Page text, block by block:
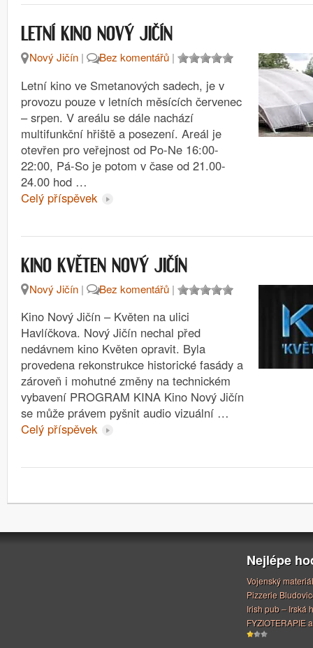
LETNÍ KINO NOVÝ JIČÍN
Nový Jičín | Bez komentářů |
Letní kino ve Smetanových sadech, je v
provozu pouze v letních měsících červenec
– srpen. V areálu se dále nachází
multifunkční hřiště a posezení. Areál je
otevřen pro veřejnost od Po-Ne 16:00-
22:00, Pá-So je potom v čase od 21.00-
24.00 hod …
Celý příspěvek
KINO KVĚTEN NOVÝ JIČÍN
Nový Jičín | Bez komentářů |
Kino Nový Jičín – Květen na ulici
Havlíčkova. Nový Jičín nechal před
nedávnem kino Květen opravit. Byla
provedena rekonstrukce historické fasády a
zároveň i mohutné změny na technickém
vybavení PROGRAM KINA Kino Nový Jičín
se může právem pyšnit audio vizuální …
Celý příspěvek
Nejlépe
Vojenský
Pizzerie
Irish pub – Irská
FYZIOTERAPIE